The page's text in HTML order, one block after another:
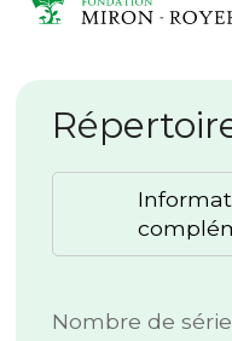
LA FONDATION
NOUVELLES
RÉPERTOIRE
Nombre de